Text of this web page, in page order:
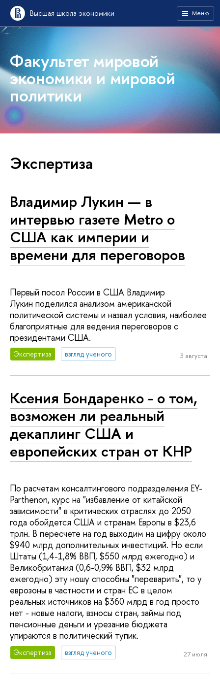
Высшая школа экономики Меню
Факультет мировой
экономики и мировой
политики
Экспертиза
Владимир Лукин — в
интервью газете Metro о
США как империи и
времени для переговоров
Первый посол России в США Владимир
Лукин поделился анализом американской
политической системы и назвал условия, наиболее
благоприятные для ведения переговоров с
президентами США.
Экспертиза взгляд ученого 3 августа
Ксения Бондаренко - о том,
возможен ли реальный
декаплинг США и
европейских стран от КНР
По расчетам консалтингового подразделения EY-
Parthenon, курс на "избавление от китайской
зависимости" в критических отраслях до 2050
года обойдется США и странам Европы в $23,6
трлн. В пересчете на год выходим на цифру около
$940 млрд дополнительных инвестиций. Но если
Штаты (1,4-1,8% ВВП, $550 млрд ежегодно) и
Великобритания (0,6-0,9% ВВП, $32 млрд
ежегодно) эту ношу способны "переварить", то у
еврозоны в частности и стран ЕС в целом
реальных источников на $360 млрд в год просто
нет - новые налоги, взносы стран, займы под
пенсионные деньги и урезание бюджета
упираются в политический тупик.
Экспертиза взгляд ученого 27 июля